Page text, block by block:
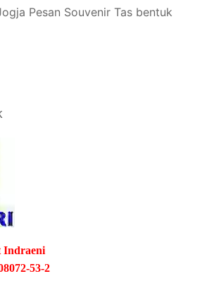
Pesan Souvenir Tas bentuk
Indraeni
53-2